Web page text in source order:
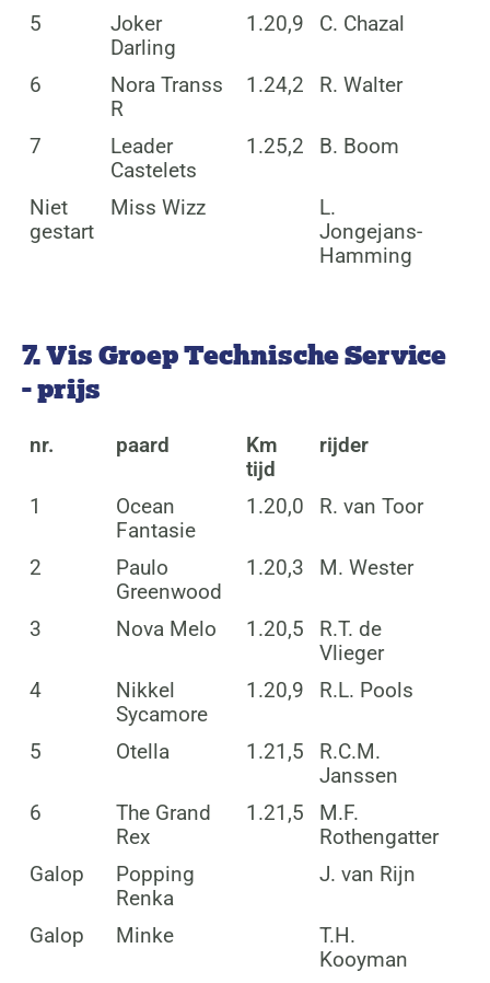
5
Joker
Darling
1.20,9 C. Chazal
6
Nora Transs
R
1.24,2 R. Walter
7
Leader
Castelets
1.25,2 B. Boom
Niet
gestart
Miss Wizz
L.
Jongejans-
Hamming
7. Vis Groep Technische Service
- prijs
nr. paard
Km
tijd
rijder
1
Ocean
Fantasie
1.20,0 R. van Toor
2
Paulo
Greenwood
1.20,3 M. Wester
3 Nova Melo 1.20,5
R.T. de
Vlieger
4
Nikkel
Sycamore
1.20,9 R.L. Pools
5 Otella 1.21,5
R.C.M.
Janssen
6
The Grand
Rex
1.21,5
M.F.
Rothengatter
Galop
Popping
Renka
J. van Rijn
Galop Minke
T.H.
Kooyman